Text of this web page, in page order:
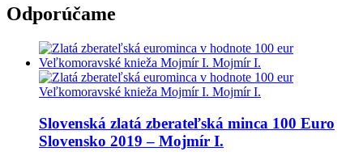
Odporúčame
Slovenská zlatá zberateľská minca 100 Euro
Slovensko 2019 – Mojmír I.